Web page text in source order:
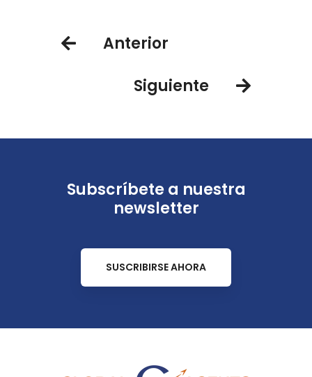
Anterior
Siguiente
Subscríbete a nuestra
newsletter
SUSCRIBIRSE AHORA